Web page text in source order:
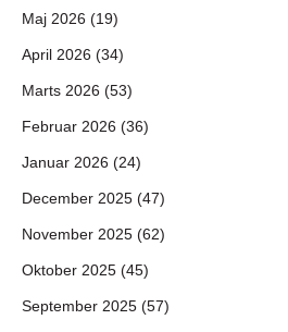
Maj 2026 (19)
April 2026 (34)
Marts 2026 (53)
Februar 2026 (36)
Januar 2026 (24)
December 2025 (47)
November 2025 (62)
Oktober 2025 (45)
September 2025 (57)